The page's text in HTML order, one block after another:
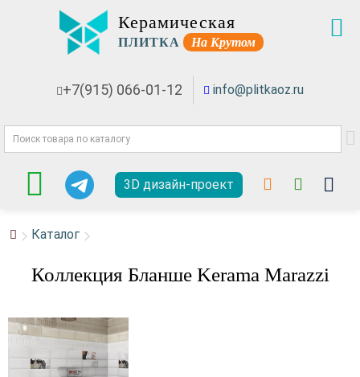
Керамическая
ПЛИТКА На Крутом
+7(915) 066-01-12 info@plitkaoz.ru
3D дизайн-проект
Каталог
Коллекция Бланше Kerama Marazzi